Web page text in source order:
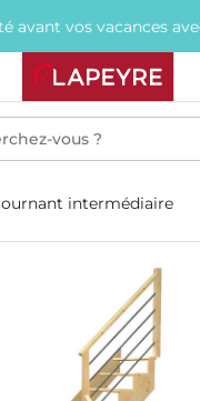
vacances avec200€
intermédiaire